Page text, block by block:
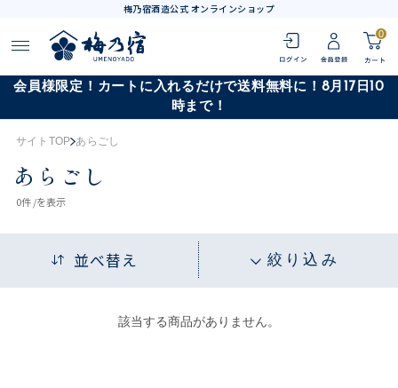
梅乃宿酒造公式 オンラインショップ
0
会員様限定！カートに入れるだけで送料無料に！8月17日10
時まで！
サイトTOP あらごし
あらごし
0件 /を表示
並べ替え 絞り込み
該当する商品がありません。